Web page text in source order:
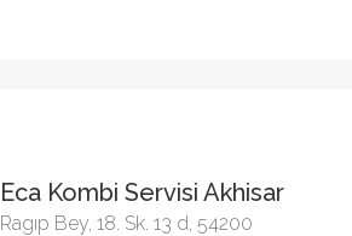
Eca Kombi Servisi Akhisar
Ragıp Bey, 18. Sk. 13 d, 54200